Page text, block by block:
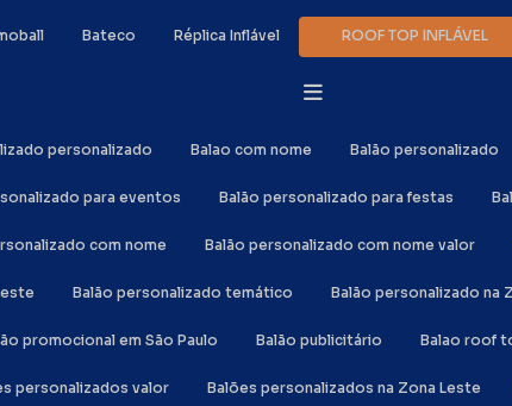
Bateco Réplica Inflável ROOF TOP INFLÁVEL
personalizado Balao com nome Balão personalizado
para eventos Balão personalizado para festas
com nome Balão personalizado com nome valor
Balão personalizado temático Balão personalizado na
promocional em São Paulo Balão publicitário Balao roof
personalizados valor Balões personalizados na Zona Leste